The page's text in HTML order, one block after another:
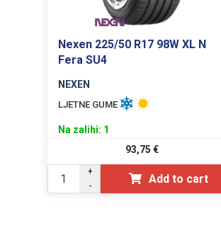
Nexen 225/50 R17 98W XL N
Fera SU4
NEXEN
LJETNE GUME
Na zalihi: 1
93,75€
+
-
Add to cart